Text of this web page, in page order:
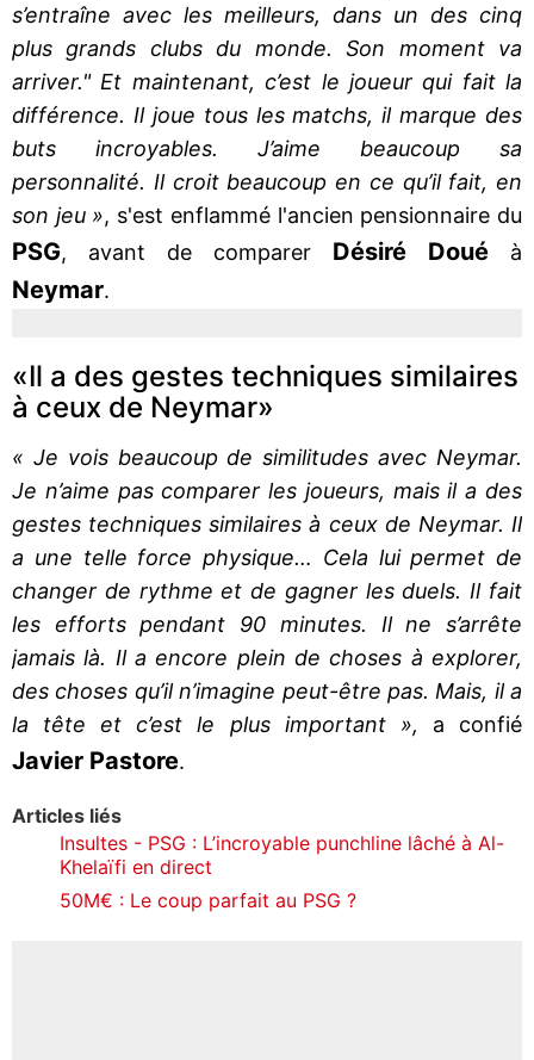
s’entraîne avec les meilleurs, dans un des cinq
plus grands clubs du monde. Son moment va
arriver." Et maintenant, c’est le joueur qui fait la
différence. Il joue tous les matchs, il marque des
buts incroyables. J’aime beaucoup sa
personnalité. Il croit beaucoup en ce qu’il fait, en
son jeu », s'est enflammé l'ancien pensionnaire du
PSG, avant de comparer Désiré Doué à
Neymar.
«Il a des gestes techniques similaires
à ceux de Neymar»
« Je vois beaucoup de similitudes avec Neymar.
Je n’aime pas comparer les joueurs, mais il a des
gestes techniques similaires à ceux de Neymar. Il
a une telle force physique… Cela lui permet de
changer de rythme et de gagner les duels. Il fait
les efforts pendant 90 minutes. Il ne s’arrête
jamais là. Il a encore plein de choses à explorer,
des choses qu’il n’imagine peut-être pas. Mais, il a
la tête et c’est le plus important », a confié
Javier Pastore.
Articles liés
Insultes - PSG : L’incroyable punchline lâché à Al-
Khelaïfi en direct
50M€ : Le coup parfait au PSG ?